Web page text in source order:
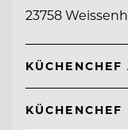
23758